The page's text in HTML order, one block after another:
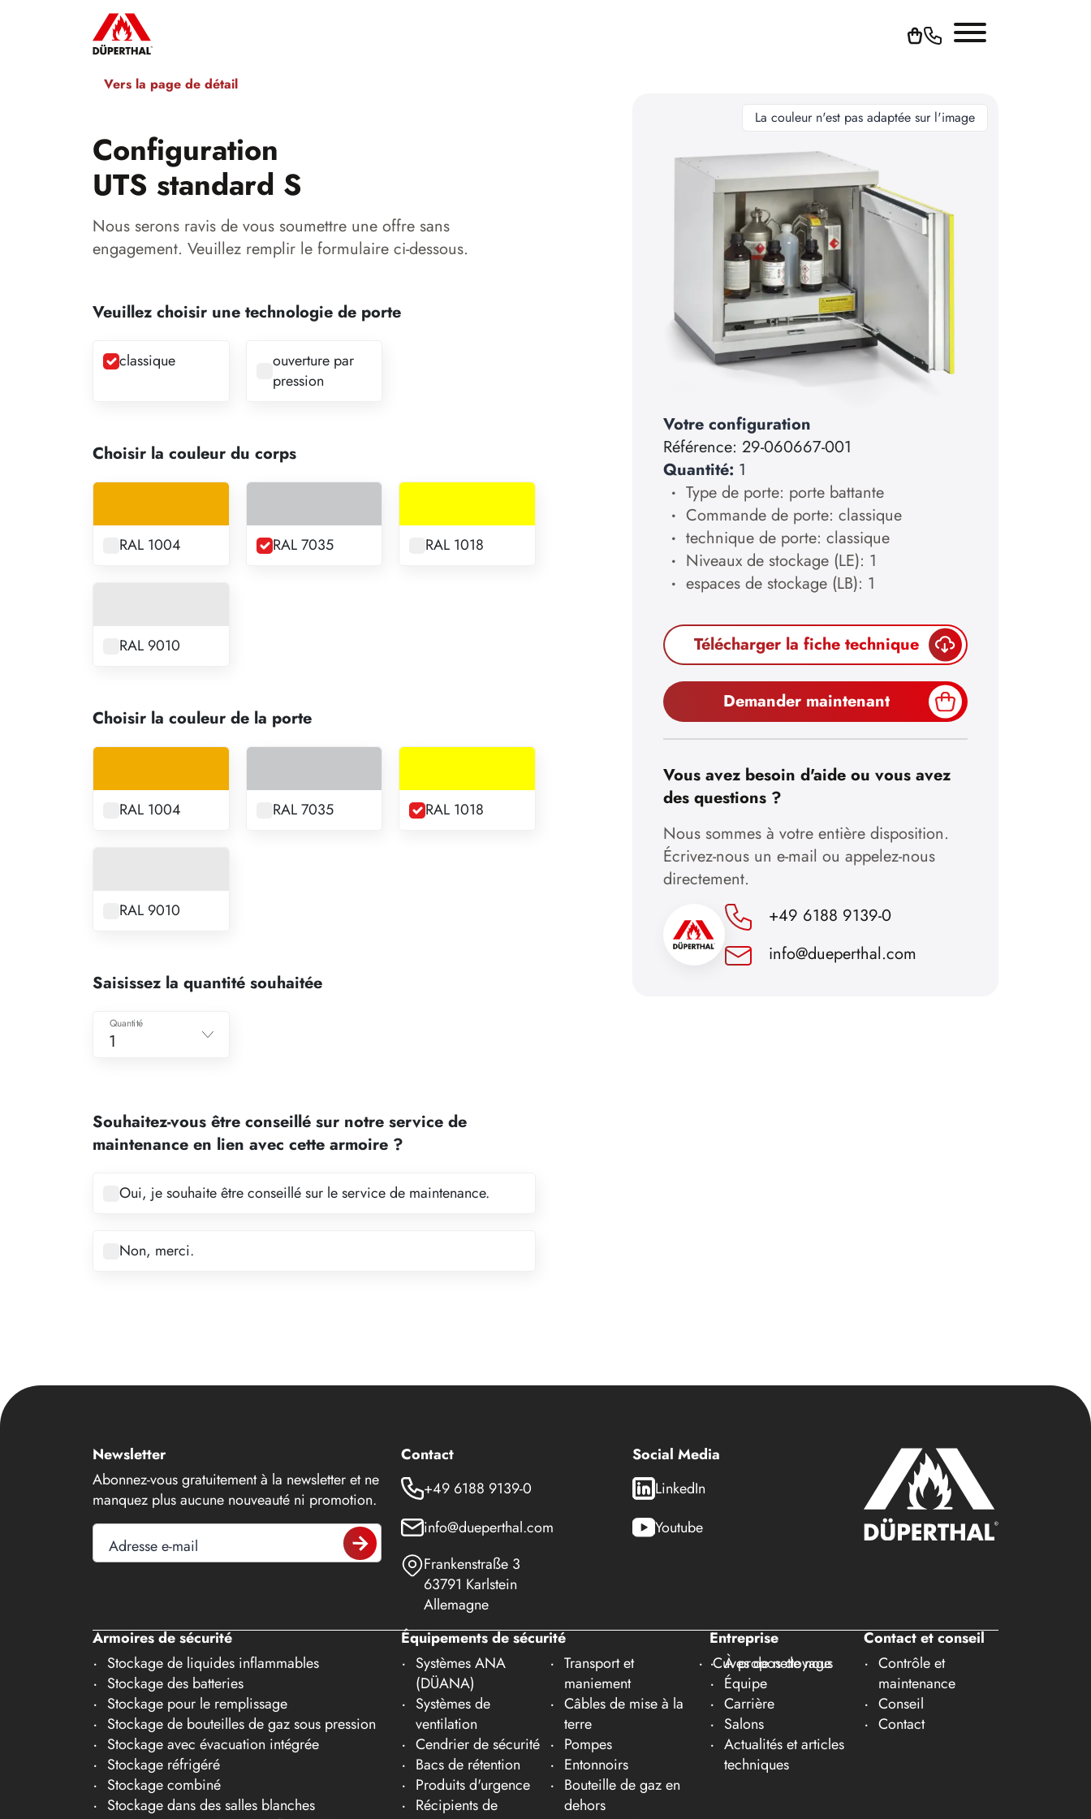
Vers la page de détail
Configuration
UTS standard S
Nous serons ravis de vous soumettre une offre sans
engagement. Veuillez remplir le formulaire ci-dessous.
Veuillez choisir une technologie de porte
classique
ouverture par
pression
Choisir la couleur du corps
RAL 1004 RAL 7035 RAL 1018
RAL 9010
Choisir la couleur de la porte
RAL 1004 RAL 7035 RAL 1018
RAL 9010
Saisissez la quantité souhaitée
1
3
4
5
7
12
16
17
18
21
22
23
24
25
26
27
Quantité
Souhaitez-vous être conseillé sur notre service de
maintenance en lien avec cette armoire ?
Oui, je souhaite être conseillé sur le service de maintenance.
Non, merci.
La couleur n'est pas adaptée sur l'image
Votre configuration
Référence: 29-060667-001
Quantité: 1
Type de porte: porte battante
Commande de porte: classique
technique de porte: classique
Niveaux de stockage (LE): 1
espaces de stockage (LB): 1
Télécharger la fiche technique
Demander maintenant
Vous avez besoin d'aide ou vous avez
des questions ?
Nous sommes à votre entière disposition.
Écrivez-nous un e-mail ou appelez-nous
directement.
+49 6188 9139-0
info@dueperthal.com
Newsletter
Abonnez-vous gratuitement à la newsletter et ne
manquez plus aucune nouveauté ni promotion.
Adresse e-mail
Contact
+49 6188 9139-0
info@dueperthal.com
Frankenstraße 3
63791 Karlstein
Allemagne
Social Media
LinkedIn
Youtube
Armoires de sécurité
Stockage de liquides inflammables
Stockage des batteries
Stockage pour le remplissage
Stockage de bouteilles de gaz sous pression
Stockage avec évacuation intégrée
Stockage réfrigéré
Stockage combiné
Stockage dans des salles blanches
Équipements de sécurité
Systèmes ANA
(DÜANA)
Systèmes de
ventilation
Cendrier de sécurité
Bacs de rétention
Produits d'urgence
Récipients de
Transport et
maniement
Câbles de mise à la
terre
Pompes
Entonnoirs
Bouteille de gaz en
dehors
Cuves de nettoyage
Entreprise
À propos de nous
Équipe
Carrière
Salons
Actualités et articles
techniques
Contact et conseil
Contrôle et
maintenance
Conseil
Contact